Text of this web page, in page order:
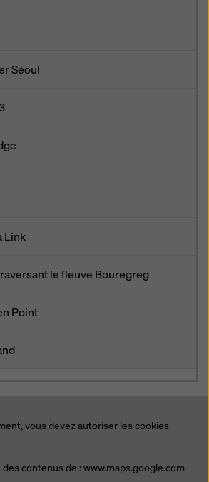
Séoul
Link
le fleuve Bouregreg
Point
vous devez autoriser les cookies
contenus de : www.maps.google.com